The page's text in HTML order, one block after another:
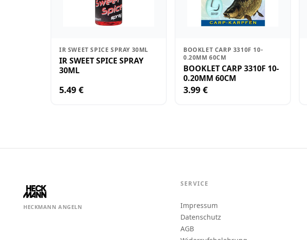
IR SWEET SPICE SPRAY 30ML
IR SWEET SPICE SPRAY
30ML
5.49 €
BOOKLET CARP 3310F 10-
0.20MM 60CM
BOOKLET CARP 3310F 10-
0.20MM 60CM
3.99 €
HECKMANN ANGELN
SERVICE
Impressum
Datenschutz
AGB